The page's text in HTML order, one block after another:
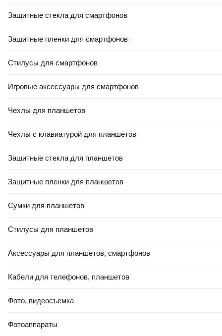
Защитные стекла для смартфонов
Защитные пленки для смартфонов
Стилусы для смартфонов
Игровые аксессуары для смартфонов
Чехлы для планшетов
Чехлы с клавиатурой для планшетов
Защитные стекла для планшетов
Защитные пленки для планшетов
Сумки для планшетов
Стилусы для планшетов
Аксессуары для планшетов, смартфонов
Кабели для телефонов, планшетов
Фото, видеосъемка
Фотоаппараты